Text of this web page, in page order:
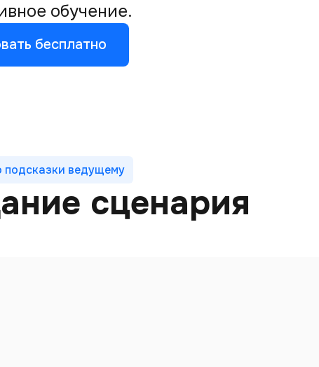
обучение.
бесплатно
подсказки ведущему
сценария